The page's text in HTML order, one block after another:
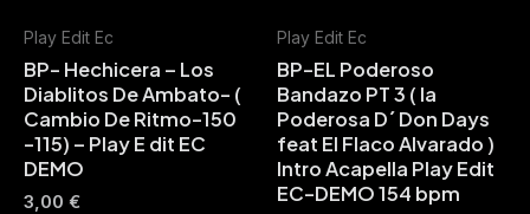
Play Edit Ec
BP- Hechicera – Los
Diablitos De Ambato- (
Cambio De Ritmo-150
-115) – Play E dit EC
DEMO
3,00 €
Play Edit Ec
BP-EL Poderoso
Bandazo PT 3 ( la
Poderosa D´ Don Days
feat El Flaco Alvarado )
Intro Acapella Play Edit
EC-DEMO 154 bpm